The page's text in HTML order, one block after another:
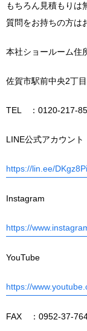
もちろん見積もりは
質問をお持ちの方は
本社ショールーム住
佐賀市駅前中央2丁
TEL ：0120-217-
LINE公式アカウント
https://lin.ee/
Instagram
https://
YouTube
https://
FAX ：0952-37-